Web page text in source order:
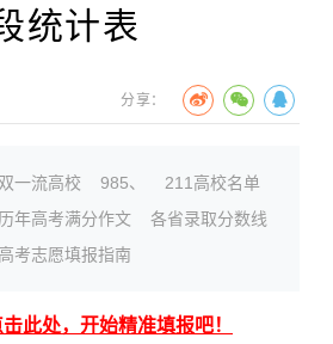
统计表
分享：
双一流高校 985、
211高校名单
历年高考满分作文
各省录取分数线
高考志愿填报指南
击此处，开始精准填报吧！